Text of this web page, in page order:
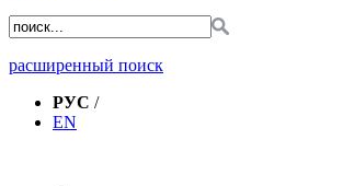
расширенный поиск
РУС /
EN